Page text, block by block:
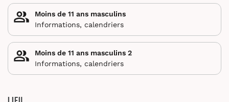
Moins de 11 ans masculins
Informations, calendriers
Moins de 11 ans masculins 2
Informations, calendriers